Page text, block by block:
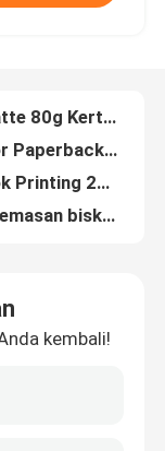
Custom Luxury Printing Black Cardboard Candle Box Lilin kertas kaku Lilin kertas hadiah magnetik Set Lilin hadiah Packagin
Pencetakan Buku Hardcover 159*159mm Untuk Penerbitan Sendiri
Kertas Lapis Lembut Pencetakan Buku Pencetakan Brosur Warna Pencetakan Layanan
ISBN Cetakan Buku Kertas untuk Hewan Liar dan Unggas
Menjahit Mengikat Buku Hardcover Pencetakan Untuk Budaya Luar Negeri Buku Pambuka
kembali!